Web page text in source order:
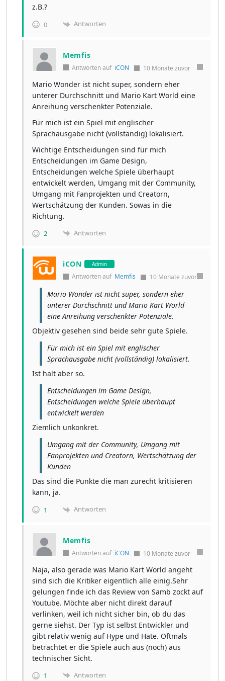
z.B.?
0 Antworten
Memfis
Antworten auf iCON 10 Monate zuvor
Mario Wonder ist nicht super, sondern eher
unterer Durchschnitt und Mario Kart World eine
Anreihung verschenkter Potenziale.
Für mich ist ein Spiel mit englischer
Sprachausgabe nicht (vollständig) lokalisiert.
Wichtige Entscheidungen sind für mich
Entscheidungen im Game Design,
Entscheidungen welche Spiele überhaupt
entwickelt werden, Umgang mit der Community,
Umgang mit Fanprojekten und Creatorn,
Wertschätzung der Kunden. Sowas in die
Richtung.
2 Antworten
iCON Admin
Antworten auf Memfis 10 Monate zuvor
Mario Wonder ist nicht super, sondern eher
unterer Durchschnitt und Mario Kart World
eine Anreihung verschenkter Potenziale.
Objektiv gesehen sind beide sehr gute Spiele.
Für mich ist ein Spiel mit englischer
Sprachausgabe nicht (vollständig) lokalisiert.
Ist halt aber so.
Entscheidungen im Game Design,
Entscheidungen welche Spiele überhaupt
entwickelt werden
Ziemlich unkonkret.
Umgang mit der Community, Umgang mit
Fanprojekten und Creatorn, Wertschätzung der
Kunden
Das sind die Punkte die man zurecht kritisieren
kann, ja.
1 Antworten
Memfis
Antworten auf iCON 10 Monate zuvor
Naja, also gerade was Mario Kart World angeht
sind sich die Kritiker eigentlich alle einig.Sehr
gelungen finde ich das Review von Samb zockt auf
Youtube. Möchte aber nicht direkt darauf
verlinken, weil ich nicht sicher bin, ob du das
gerne siehst. Der Typ ist selbst Entwickler und
gibt relativ wenig auf Hype und Hate. Oftmals
betrachtet er die Spiele auch aus (noch) aus
technischer Sicht.
1 Antworten